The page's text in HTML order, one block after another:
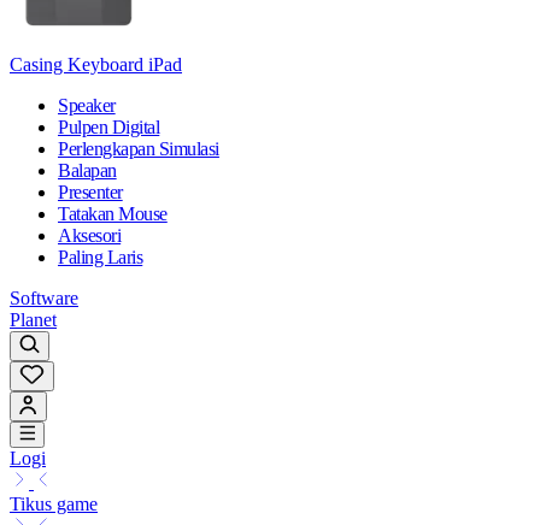
Casing Keyboard iPad
Speaker
Pulpen Digital
Perlengkapan Simulasi
Balapan
Presenter
Tatakan Mouse
Aksesori
Paling Laris
Software
Planet
Logi
Tikus game